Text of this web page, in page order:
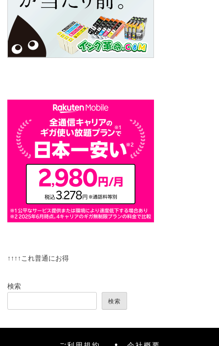
↑↑↑↑これ普通にお得
検索
検索